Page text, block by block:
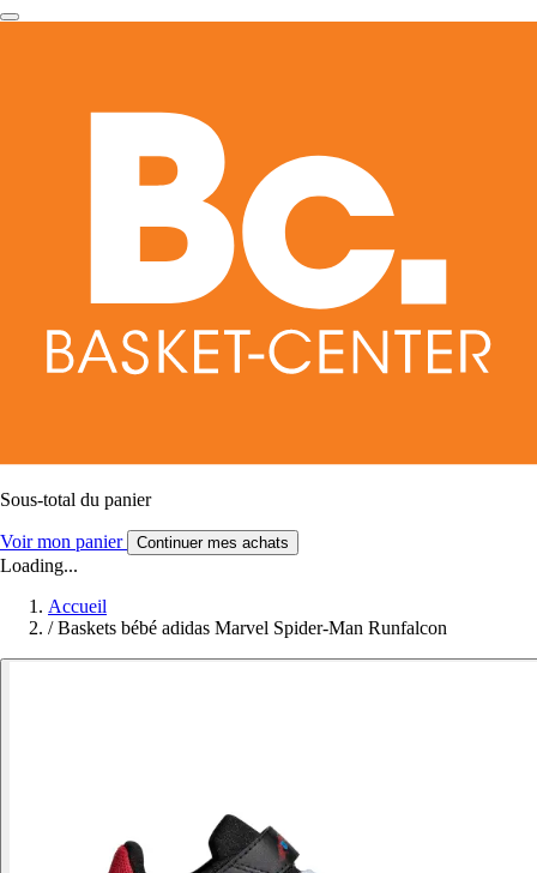
Sous-total du panier
Voir mon panier Continuer mes achats
Loading...
Accueil
/ Baskets bébé adidas Marvel Spider-Man Runfalcon